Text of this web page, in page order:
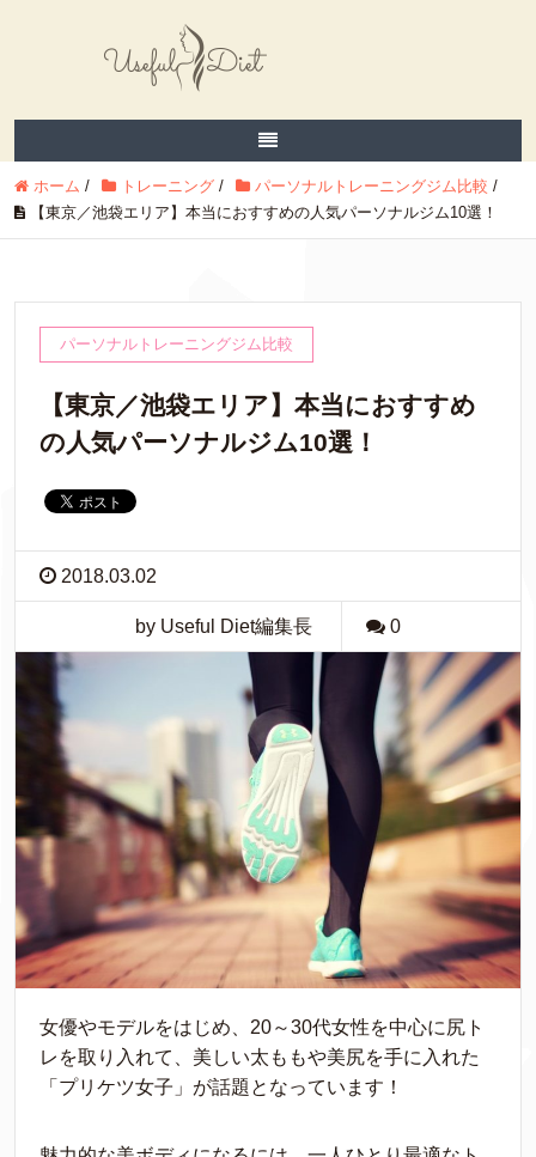
ホーム / トレーニング / パーソナルトレーニングジム比較 /
【東京／池袋エリア】本当におすすめの人気パーソナルジム10選！
パーソナルトレーニングジム比較
【東京／池袋エリア】本当におすすめ
の人気パーソナルジム10選！
2018.03.02
by Useful Diet編集長 0
女優やモデルをはじめ、20～30代女性を中心に尻ト
レを取り入れて、美しい太ももや美尻を手に入れた
「プリケツ女子」が話題となっています！